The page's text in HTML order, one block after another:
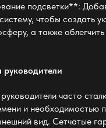
подсветки**:
чтобы создать
а также
часто
и необходимостью
вид. Сетчатые